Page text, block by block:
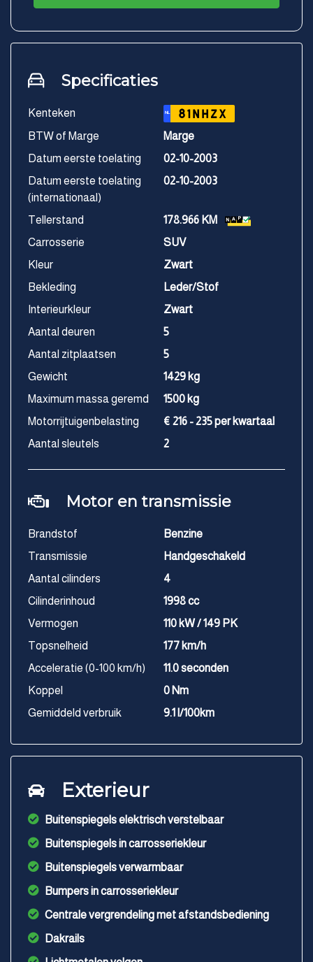
Specificaties
Kenteken NL 81NHZX
BTW of Marge
Marge
Datum eerste toelating
02-10-2003
Datum eerste toelating
(internationaal)
02-10-2003
Tellerstand
178.966 KM
Carrosserie
SUV
Kleur
Zwart
Bekleding
Leder/Stof
Interieurkleur
Zwart
Aantal deuren
5
Aantal zitplaatsen
5
Gewicht
1429 kg
Maximum massa geremd
1500 kg
Motorrijtuigenbelasting
€ 216 - 235 per kwartaal
Aantal sleutels
2
Motor en transmissie
Brandstof
Benzine
Transmissie
Handgeschakeld
Aantal cilinders
4
Cilinderinhoud
1998 cc
Vermogen
110 kW / 149 PK
Topsnelheid
177 km/h
Acceleratie (0-100 km/h)
11.0 seconden
Koppel
0 Nm
Gemiddeld verbruik
9.1 l/100km
Exterieur
Buitenspiegels elektrisch verstelbaar
Buitenspiegels in carrosseriekleur
Buitenspiegels verwarmbaar
Bumpers in carrosseriekleur
Centrale vergrendeling met afstandsbediening
Dakrails